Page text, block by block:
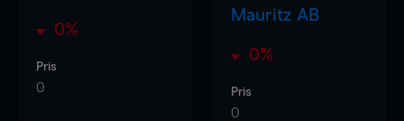
0%
Pris
0
Mauritz AB
0%
Pris
0